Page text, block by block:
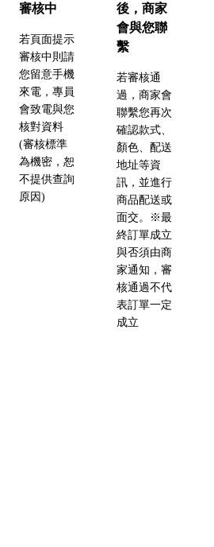
審核中
若頁面提示
審核中則請
您留意手機
來電，專員
會致電與您
核對資料
(審核標準
為機密，恕
不提供查詢
原因)
後，商家
會與您聯
繫
若審核通
過，商家會
聯繫您再次
確認款式、
顏色、配送
地址等資
訊，並進行
商品配送或
面交。※最
終訂單成立
與否須由商
家通知，審
核通過不代
表訂單一定
成立